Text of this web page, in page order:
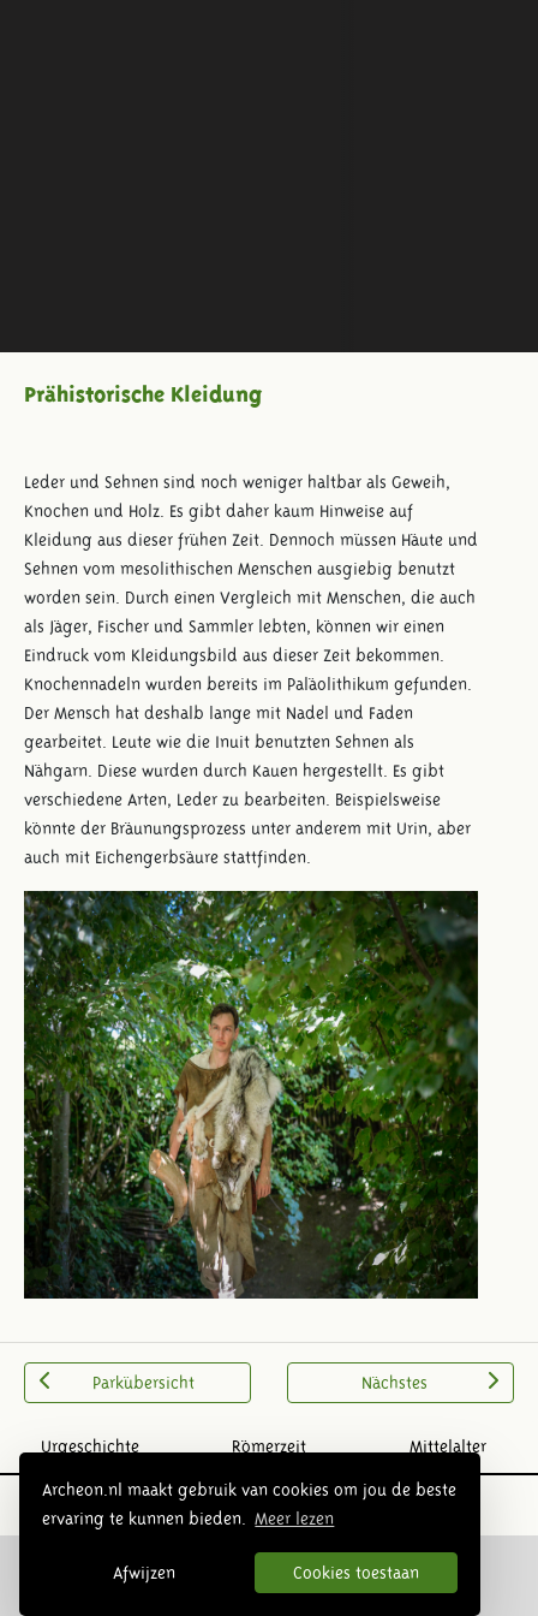
Archeon.nl maakt gebruik van cookies om jou de beste
ervaring te kunnen bieden.
Meer lezen
Afwijzen Cookies toestaan
Prähistorische Kleidung
Leder und Sehnen sind noch weniger haltbar als Geweih,
Knochen und Holz. Es gibt daher kaum Hinweise auf
Kleidung aus dieser frühen Zeit. Dennoch müssen Häute und
Sehnen vom mesolithischen Menschen ausgiebig benutzt
worden sein. Durch einen Vergleich mit Menschen, die auch
als Jäger, Fischer und Sammler lebten, können wir einen
Eindruck vom Kleidungsbild aus dieser Zeit bekommen.
Knochennadeln wurden bereits im Paläolithikum gefunden.
Der Mensch hat deshalb lange mit Nadel und Faden
gearbeitet. Leute wie die Inuit benutzten Sehnen als
Nähgarn. Diese wurden durch Kauen hergestellt. Es gibt
verschiedene Arten, Leder zu bearbeiten. Beispielsweise
könnte der Bräunungsprozess unter anderem mit Urin, aber
auch mit Eichengerbsäure stattfinden.
Parkübersicht Nächstes
Urgeschichte Römerzeit Mittelalter